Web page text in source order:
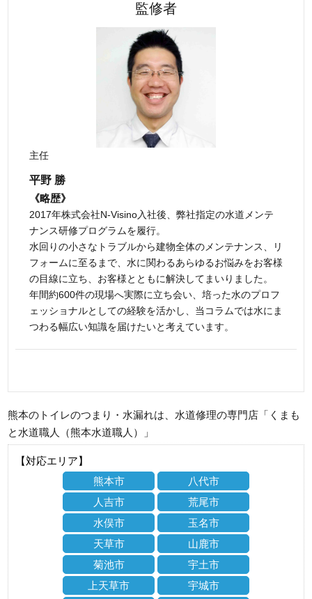
監修者
主任
平野 勝
《略歴》
2017年株式会社N-Visino入社後、弊社指定の水道メンテ
ナンス研修プログラムを履行。
水回りの小さなトラブルから建物全体のメンテナンス、リ
フォームに至るまで、水に関わるあらゆるお悩みをお客様
の目線に立ち、お客様とともに解決してまいりました。
年間約600件の現場へ実際に立ち会い、培った水のプロフ
ェッショナルとしての経験を活かし、当コラムでは水にま
つわる幅広い知識を届けたいと考えています。
熊本のトイレのつまり・水漏れは、水道修理の専門店「くまも
と水道職人（熊本水道職人）」
【対応エリア】
熊本市
八代市
人吉市
荒尾市
水俣市
玉名市
天草市
山鹿市
菊池市
宇土市
上天草市
宇城市